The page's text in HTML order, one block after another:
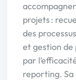
projets :
des
et gestion de
par
reporting. Sa